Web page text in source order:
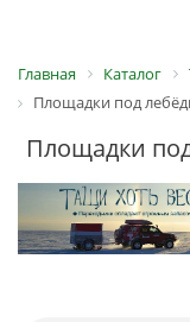
Главная Каталог
Площадки под
Площадки